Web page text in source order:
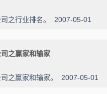
之行业排名。 2007-05-01
之赢家和输家
之赢家和输家。 2007-05-01